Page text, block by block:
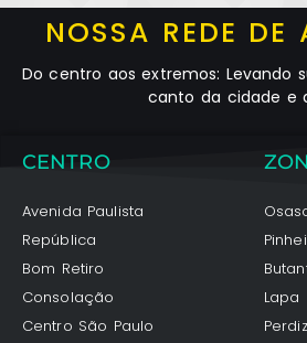
NOSSA REDE DE
Do centro aos extremos: Levando
canto da cidade e
CENTRO
Avenida Paulista
República
Bom Retiro
Consolação
Centro São Paulo
Lapa